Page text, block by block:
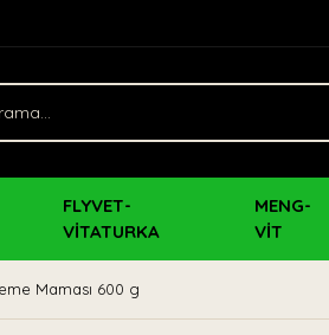
FLYVET-
VİTATURKA
MENG-
VİT
Maması 600 g